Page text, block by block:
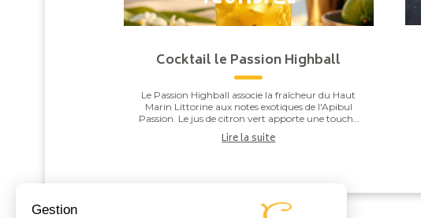
Cocktail le Passion Highball
Le Passion Highball associe la fraîcheur du Haut
Marin Littorine aux notes exotiques de l'Apibul
Passion. Le jus de citron vert apporte une touche
de vivacité qui équilibre l'ensemble, pour un co...
Lire la suite
Gestion